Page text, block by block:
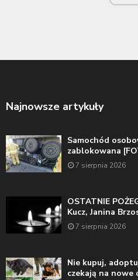
Najnowsze artykuły
Samochód
zablokowana
7 sierpnia 2026
OSTATNIE
Kucz, Janina
7 sierpnia 2026
Nie kupuj,
czekają na nowe